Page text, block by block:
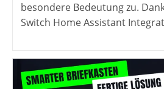
besondere Bedeutung zu.
Switch Home Assistant